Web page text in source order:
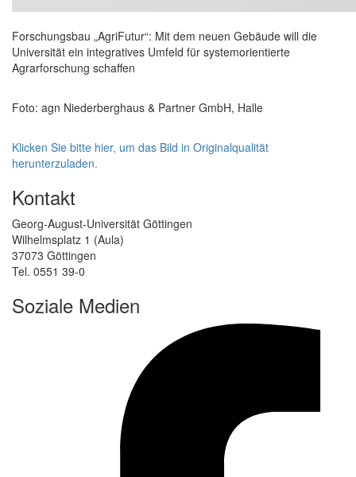
Forschungsbau „AgriFutur“: Mit dem neuen Gebäude will die
Universität ein integratives Umfeld für systemorientierte
Agrarforschung schaffen
Foto: agn Niederberghaus & Partner GmbH, Halle
Klicken Sie bitte hier, um das Bild in Originalqualität
herunterzuladen.
Kontakt
Georg-August-Universität Göttingen
Wilhelmsplatz 1 (Aula)
37073 Göttingen
Tel. 0551 39-0
Soziale Medien